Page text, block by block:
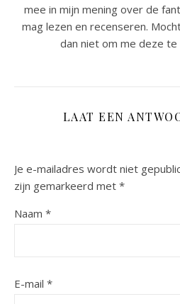
mee in mijn mening over de
mag lezen en recenseren.
dan niet om me deze te
LAAT EEN
Je e-mailadres wordt niet
zijn gemarkeerd met *
Naam *
E-mail *